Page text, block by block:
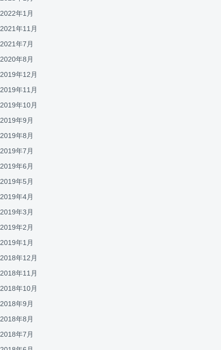
2022年1月
2021年11月
2021年7月
2020年8月
2019年12月
2019年11月
2019年10月
2019年9月
2019年8月
2019年7月
2019年6月
2019年5月
2019年4月
2019年3月
2019年2月
2019年1月
2018年12月
2018年11月
2018年10月
2018年9月
2018年8月
2018年7月